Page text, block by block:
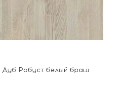
Дуб Робуст белый браш